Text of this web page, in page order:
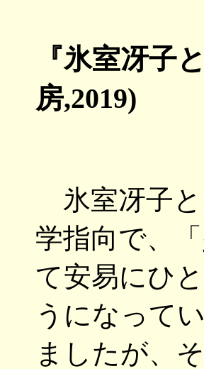
『氷室冴子
房,2019)
氷室冴子と
学指向で、
て安易にひ
うになって
ましたが、